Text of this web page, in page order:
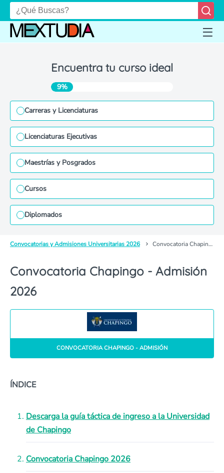
Encuentra tu curso ideal
9%
Carreras y Licenciaturas
Licenciaturas Ejecutivas
Maestrías y Posgrados
Cursos
Diplomados
Convocatorias y Admisiones Universitarias 2026 Convocatoria Chapingo - Admisión
Convocatoria Chapingo - Admisión
2026
CONVOCATORIA CHAPINGO - ADMISIÓN
ÍNDICE
Descarga la guía táctica de ingreso a la Universidad
de Chapingo
Convocatoria Chapingo 2026